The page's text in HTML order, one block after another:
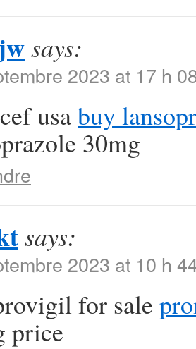
says:
2023 at 17 h
usabuy
30mg
says:
2023 at 10 h
for sale
price